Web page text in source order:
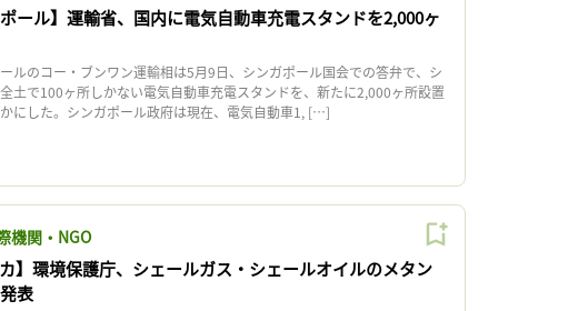
ポール】運輸省、国内に電気自動車充電スタンドを2,000ヶ
ルのコー・ブンワン運輸相は5月9日、シンガポール国会での答弁で、シ
土で100ヶ所しかない電気自動車充電スタンドを、新たに2,000ヶ所設置
にした。シンガポール政府は現在、電気自動車1, […]
機関・NGO
カ】環境保護庁、シェールガス・シェールオイルのメタン
表